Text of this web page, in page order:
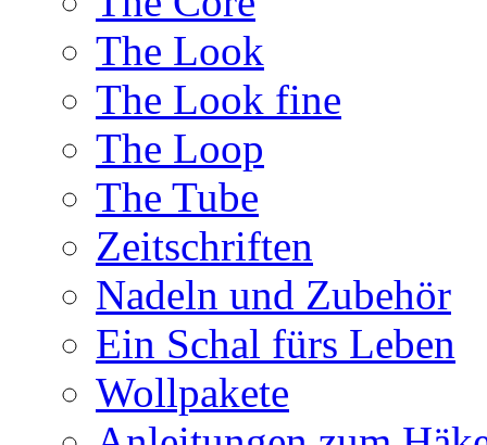
The Look
The Look fine
The Loop
The Tube
Zeitschriften
Nadeln und Zubehör
Ein Schal fürs Leben
Wollpakete